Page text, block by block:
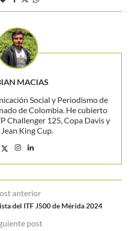
MACIAS
Social y Periodismo de
de Colombia. He cubierto
Challenger 125, Copa Davis y
King Cup.
anterior
del ITF J500 de Mérida 2024
post